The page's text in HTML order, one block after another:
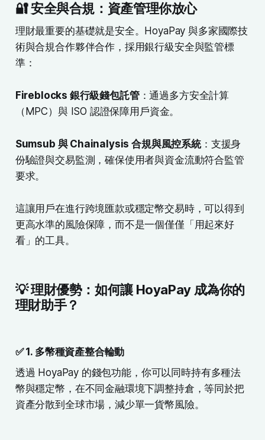
🔐 安全與合規：資產管理你放心
理財最重要的基礎就是安全。HoyaPay 與多家國際技
術與合規合作夥伴合作，採用銀行級安全與監管標
準：
Fireblocks 銀行級錢包託管：通過多方安全計算
（MPC）與 ISO 認證保障用戶資金。
Sumsub 與 Chainalysis 合規與風控系統：支援身
份驗證與交易監測，確保使用者與資金流動符合監管
要求。
這讓用戶在進行跨境匯款或穩定幣交易時，可以得到
更高水準的風險保障，而不是一個僅僅「用起來好
看」的工具。
💡 理財優勢：如何讓 HoyaPay 成為你的
理財助手？
✅ 1. 多幣種資產整合輪動
透過 HoyaPay 的錢包功能，你可以同時持有多種法
幣與穩定幣，在不同金融環境下調整持倉，等同於把
資產分散到全球市場，減少單一貨幣風險。